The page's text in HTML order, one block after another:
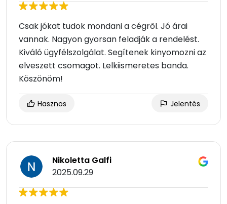
Csak jókat tudok mondani a cégről. Jó árai
vannak. Nagyon gyorsan feladják a rendelést.
Kiváló ügyfélszolgálat. Segítenek kinyomozni az
elveszett csomagot. Lelkiismeretes banda.
Köszönöm!
Hasznos Jelentés
Nikoletta Galfi
2025.09.29